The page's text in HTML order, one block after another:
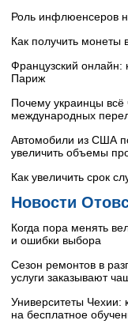
Роль инфлюенсеров
Как получить монеты
Французский онлайн:
Париж
Почему украинцы
международных
Автомобили из США
увеличить объемы
Как увеличить срок
Новости
Когда пора менять
и ошибки выбора
Сезон ремонтов в
услуги заказывают
Университеты Чехии:
на бесплатное